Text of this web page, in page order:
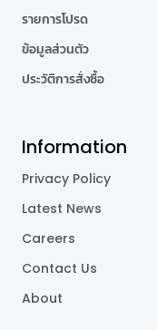
รายการโปรด
ข้อมูลส่วนตัว
ประวัติการสั่งซื้อ
Information
Privacy Policy
Latest News
Careers
Contact Us
About